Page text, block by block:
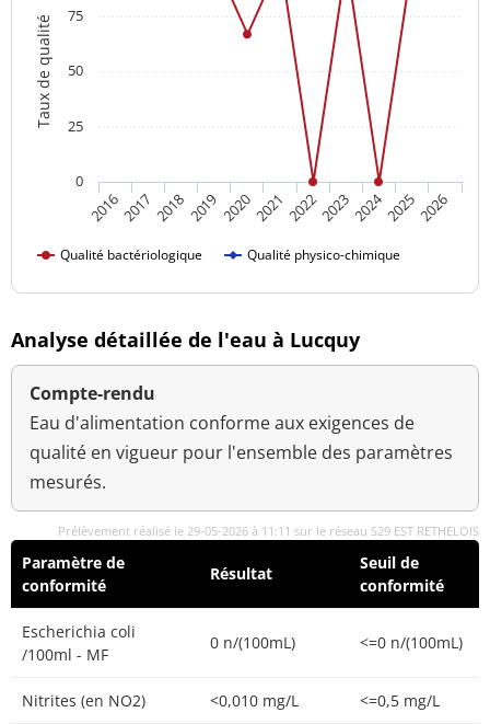
Taux de qualité
Qualité bactériologique Qualité physico-chimique
20162017 201820192020202120222023202420252026
0
25
50
75
Analyse détaillée de l'eau à Lucquy
Compte-rendu
Eau d'alimentation conforme aux exigences de
qualité en vigueur pour l'ensemble des paramètres
mesurés.
Prélèvement réalisé le 29-05-2026 à 11:11 sur le réseau S29 EST RETHELOIS
Paramètre de
conformité
Résultat
Seuil de
conformité
Escherichia coli
/100ml - MF
0 n/(100mL) <=0 n/(100mL)
Nitrites (en NO2) <0,010 mg/L <=0,5 mg/L